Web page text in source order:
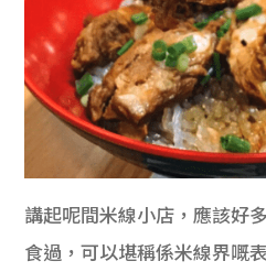
講起呢間米線小店，應該好
食過，可以堪稱係米線界嘅